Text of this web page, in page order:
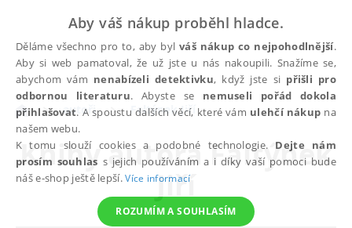
autoři Faltýnek Jiří
Knihy autoraFaltýnek
Jiří
Aby váš nákup proběhl hladce.
Děláme všechno pro to, aby bylváš nákup co nejpohodlnější.
Aby si web pamatoval, že už jste u nás nakoupili. Snažíme se,
abychom vám nenabízeli detektivku, když jste si přišli pro
odbornou literaturu. Abyste se nemuseli pořád dokola
přihlašovat. A spoustu dalších věcí, které vám ulehčí nákup na
našem webu.
K tomu slouží cookies a podobné technologie. Dejte nám
prosím souhlas s jejich používáním a i díky vaší pomoci bude
náš e-shop ještě lepší.Více informací
ROZUMÍM A SOUHLASÍM